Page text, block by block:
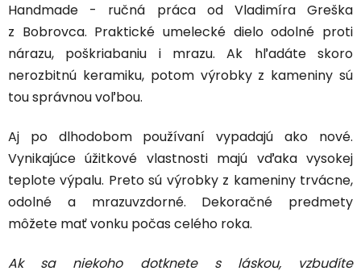
Handmade - ručná práca od Vladimíra Greška
z Bobrovca. Praktické umelecké dielo odolné proti
nárazu, poškriabaniu i mrazu. Ak hľadáte skoro
nerozbitnú keramiku, potom výrobky z kameniny sú
tou správnou voľbou.
Aj po dlhodobom používaní vypadajú ako nové.
Vynikajúce úžitkové vlastnosti majú vďaka vysokej
teplote výpalu. Preto sú výrobky z kameniny trvácne,
odolné a mrazuvzdorné. Dekoračné predmety
môžete mať vonku počas celého roka.
Ak sa niekoho dotknete s láskou, vzbudíte